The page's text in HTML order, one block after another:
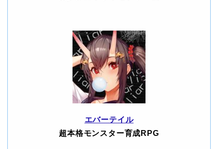
エバーテイル
超本格モンスター育成RPG